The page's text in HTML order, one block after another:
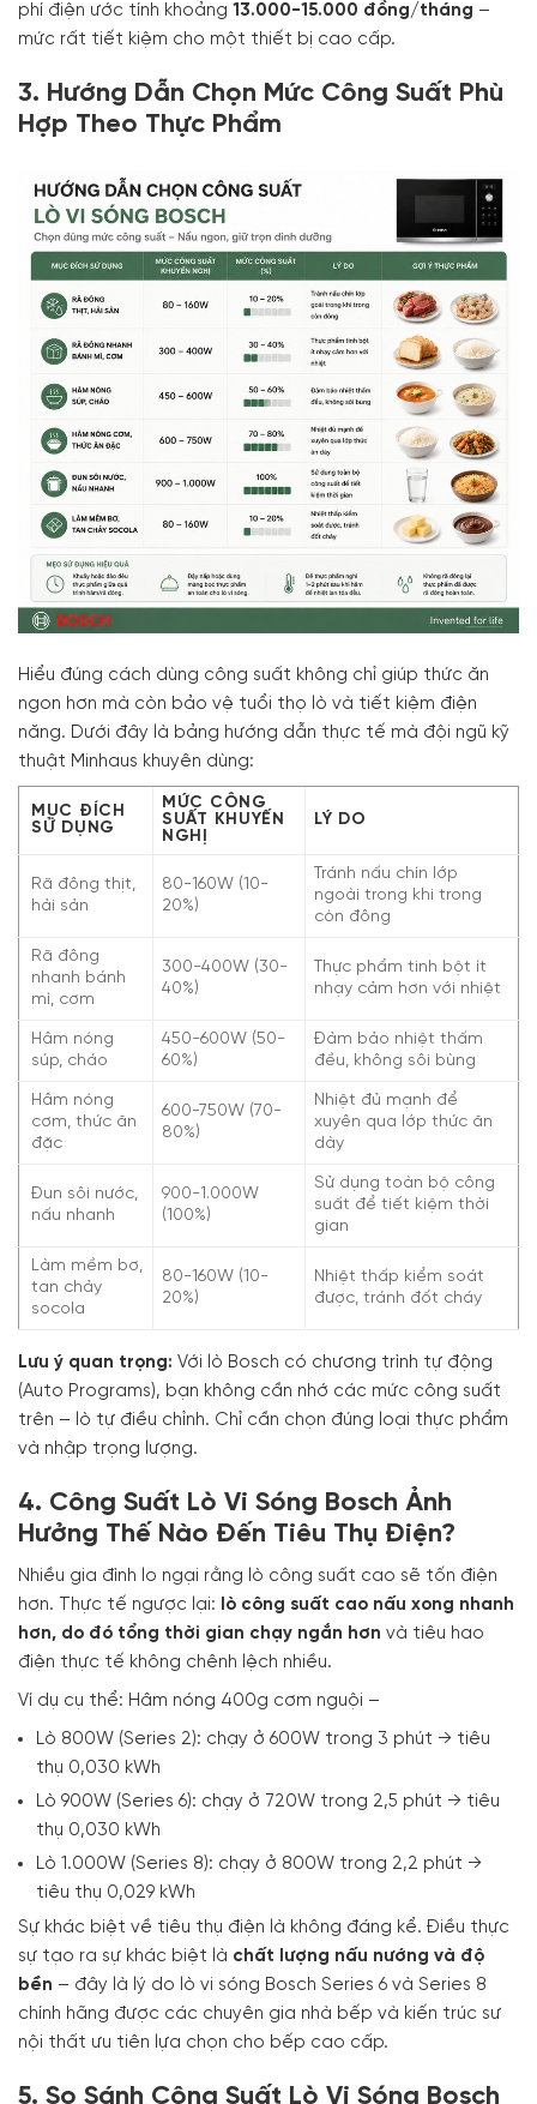
phí điện ước tính khoảng 13.000-15.000 đồng/tháng –
mức rất tiết kiệm cho một thiết bị cao cấp.
3. Hướng Dẫn Chọn Mức Công Suất Phù
Hợp Theo Thực Phẩm
Hiểu đúng cách dùng công suất không chỉ giúp thức ăn
ngon hơn mà còn bảo vệ tuổi thọ lò và tiết kiệm điện
năng. Dưới đây là bảng hướng dẫn thực tế mà đội ngũ kỹ
thuật Minhaus khuyên dùng:
MỤC ĐÍCH
SỬ DỤNG
MỨC CÔNG
SUẤT KHUYẾN
NGHỊ
LÝ DO
Rã đông thịt,
hải sản
80-160W (10-
20%)
Tránh nấu chín lớp
ngoài trong khi trong
còn đông
Rã đông
nhanh bánh
mì, cơm
300-400W (30-
40%)
Thực phẩm tinh bột ít
nhạy cảm hơn với nhiệt
Hâm nóng
súp, cháo
450-600W (50-
60%)
Đảm bảo nhiệt thấm
đều, không sôi bùng
Hâm nóng
cơm, thức ăn
đặc
600-750W (70-
80%)
Nhiệt đủ mạnh để
xuyên qua lớp thức ăn
dày
Đun sôi nước,
nấu nhanh
900-1.000W
(100%)
Sử dụng toàn bộ công
suất để tiết kiệm thời
gian
Làm mềm bơ,
tan chảy
socola
80-160W (10-
20%)
Nhiệt thấp kiểm soát
được, tránh đốt cháy
Lưu ý quan trọng: Với lò Bosch có chương trình tự động
(Auto Programs), bạn không cần nhớ các mức công suất
trên – lò tự điều chỉnh. Chỉ cần chọn đúng loại thực phẩm
và nhập trọng lượng.
4. Công Suất Lò Vi Sóng Bosch Ảnh
Hưởng Thế Nào Đến Tiêu Thụ Điện?
Nhiều gia đình lo ngại rằng lò công suất cao sẽ tốn điện
hơn. Thực tế ngược lại:
lò công suất cao nấu xong nhanh
hơn, do đó tổng thời gian chạy ngắn hơn và tiêu hao
điện thực tế không chênh lệch nhiều.
Ví dụ cụ thể: Hâm nóng 400g cơm nguội –
Lò 800W (Series 2): chạy ở 600W trong 3 phút → tiêu
thụ 0,030 kWh
Lò 900W (Series 6): chạy ở 720W trong 2,5 phút → tiêu
thụ 0,030 kWh
Lò 1.000W (Series 8): chạy ở 800W trong 2,2 phút →
tiêu thụ 0,029 kWh
Sự khác biệt về tiêu thụ điện là không đáng kể. Điều thực
sự tạo ra sự khác biệt là chất lượng nấu nướng và độ
bền – đây là lý do lò vi sóng Bosch Series 6 và Series 8
chính hãng được các chuyên gia nhà bếp và kiến trúc sư
nội thất ưu tiên lựa chọn cho bếp cao cấp.
5. So Sánh Công Suất Lò Vi Sóng Bosch